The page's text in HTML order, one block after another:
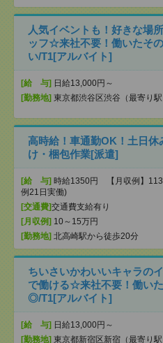
人気イベントも！好きな場
ッフ☆来社不要！働いたそ
い/T1[アルバイト]
[給 与] 日給13,000円～
[勤務地] 東京都渋谷区渋谷（最寄り駅
高時給！車通勤OK！土日休
け・梱包作業[派遣]
[給 与] 時給1350円 【月収例】
例21日実働)
[交通費]交通費支給有り
[月収例] 10～15万円
[勤務地] 北高崎駅から徒歩20分
ちいさいかわいいキャラの
で働ける☆来社不要！働い
◎/T1[アルバイト]
[給 与] 日給13,000円～
[勤務地] 東京都新宿区新宿（最寄り駅